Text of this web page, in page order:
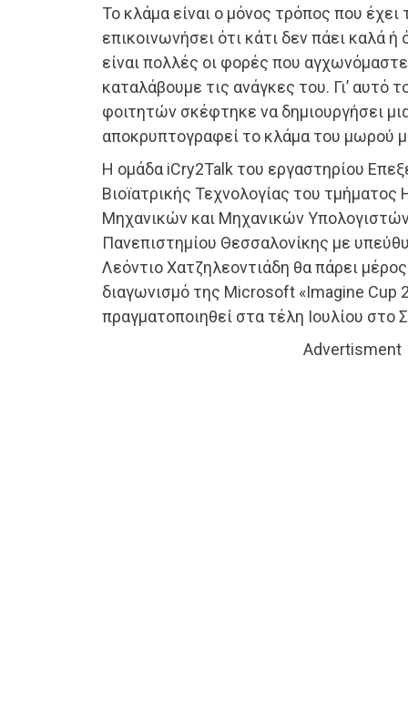
Το κλάμα είναι ο μόνος τρόπος που έχει
επικοινωνήσει ότι κάτι δεν πάει καλά ή
είναι πολλές οι φορές που
καταλάβουμε τις ανάγκες του. Γι’ αυτό
φοιτητών σκέφτηκε να δημιουργήσει
αποκρυπτογραφεί το κλάμα του μωρού
Η ομάδα iCry2Talk του εργαστηρίου
Βιοïατρικής Τεχνολογίας του
Μηχανικών και Μηχανικών
Πανεπιστημίου Θεσσαλονίκης με
Λεόντιο Χατζηλεοντιάδη θα πάρει
διαγωνισμό της Microsoft «Imagine Cup
πραγματοποιηθεί στα τέλη Ιουλίου στο
Advertisment